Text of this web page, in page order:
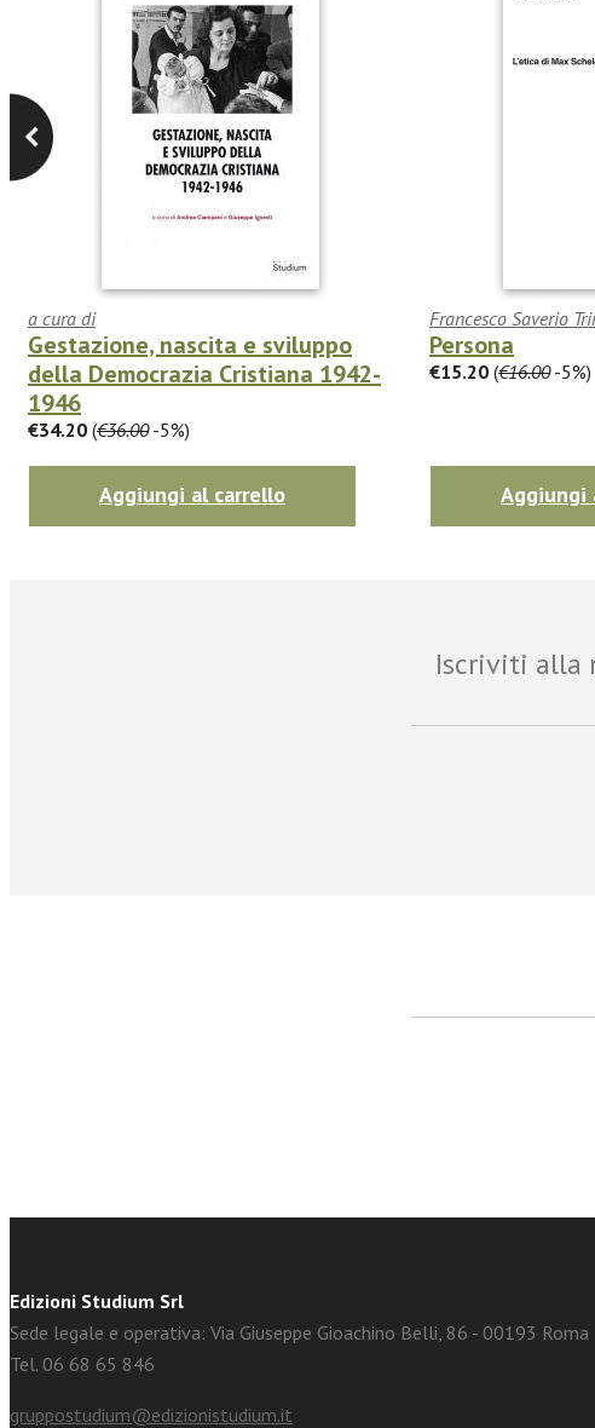
a cura di
Gestazione, nascita e sviluppo
della Democrazia Cristiana 1942-
1946
€34.20 (€36.00-5%)
Aggiungi al carrello
Francesco Saverio
Persona
€15.20 (€16.00-5%)
Aggiungi
Iscriviti alla
Edizioni Studium Srl
Sede legale e operativa: Via Giuseppe Gioachino Belli, 86 - 00193 Roma
Tel. 06 68 65 846
gruppostudium@edizionistudium.it